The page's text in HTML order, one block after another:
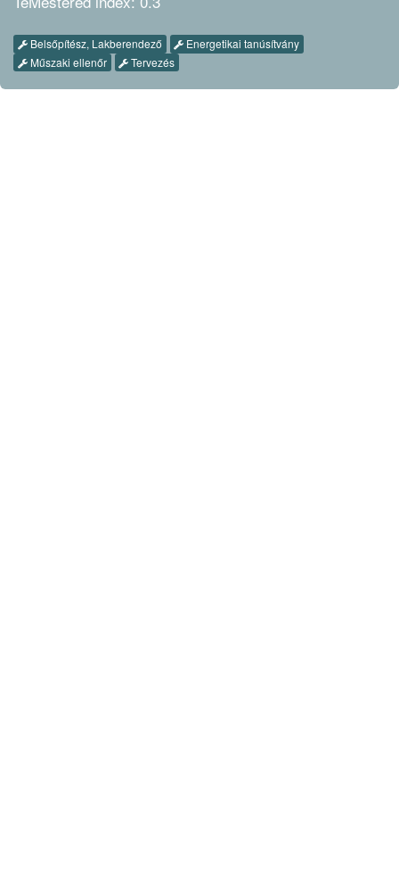
Belsőpítész, Lakberendező
Energetikai tanúsítvány
Műszaki ellenőr
Tervezés